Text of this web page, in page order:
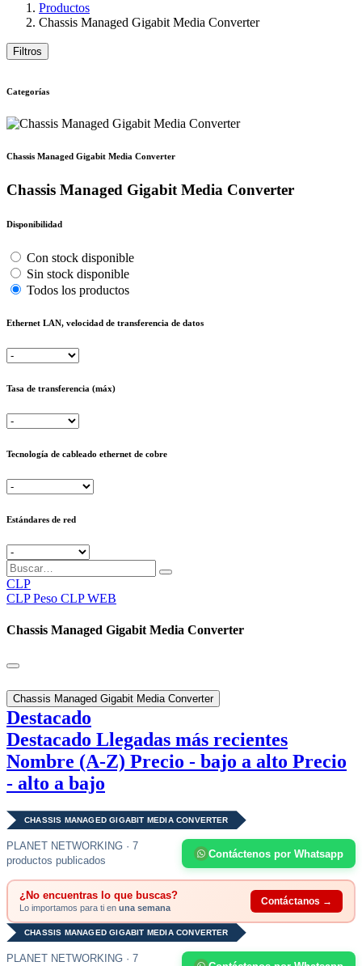
Productos
Chassis Managed Gigabit Media Converter
Filtros
Categorías
Chassis Managed Gigabit Media Converter
Chassis Managed Gigabit Media Converter
Disponibilidad
Con stock disponible
Sin stock disponible
Todos los productos
Ethernet LAN, velocidad de transferencia de datos
Tasa de transferencia (máx)
Tecnología de cableado ethernet de cobre
Estándares de red
CLP
CLP Peso CLP WEB
Chassis Managed Gigabit Media Converter
Chassis Managed Gigabit Media Converter
Destacado
Destacado Llegadas más recientes
Nombre (A-Z) Precio - bajo a alto Precio
- alto a bajo
CHASSIS MANAGED GIGABIT MEDIA CONVERTER
PLANET NETWORKING · 7
productos publicados
Contáctenos por Whatsapp
¿No encuentras lo que buscas?
Lo importamos para ti en una semana
Contáctanos →
CHASSIS MANAGED GIGABIT MEDIA CONVERTER
PLANET NETWORKING · 7